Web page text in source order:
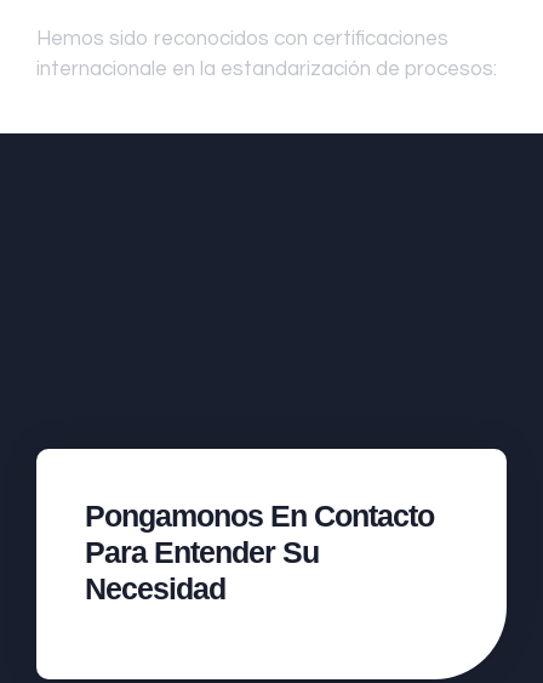
Hemos sido reconocidos con certificaciones
internacionale en la estandarización de procesos:
Pongamonos En Contacto
Para Entender Su
Necesidad